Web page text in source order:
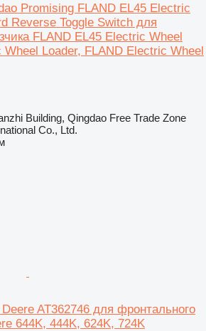
Promising FLAND EL45 Electric
Reverse Toggle Switch для
FLAND EL45 Electric Wheel
Wheel Loader, FLAND Electric Wheel
Building, Qingdao Free Trade Zone
Co., Ltd.
AT362746 для фронтального
644K, 444K, 624K, 724K